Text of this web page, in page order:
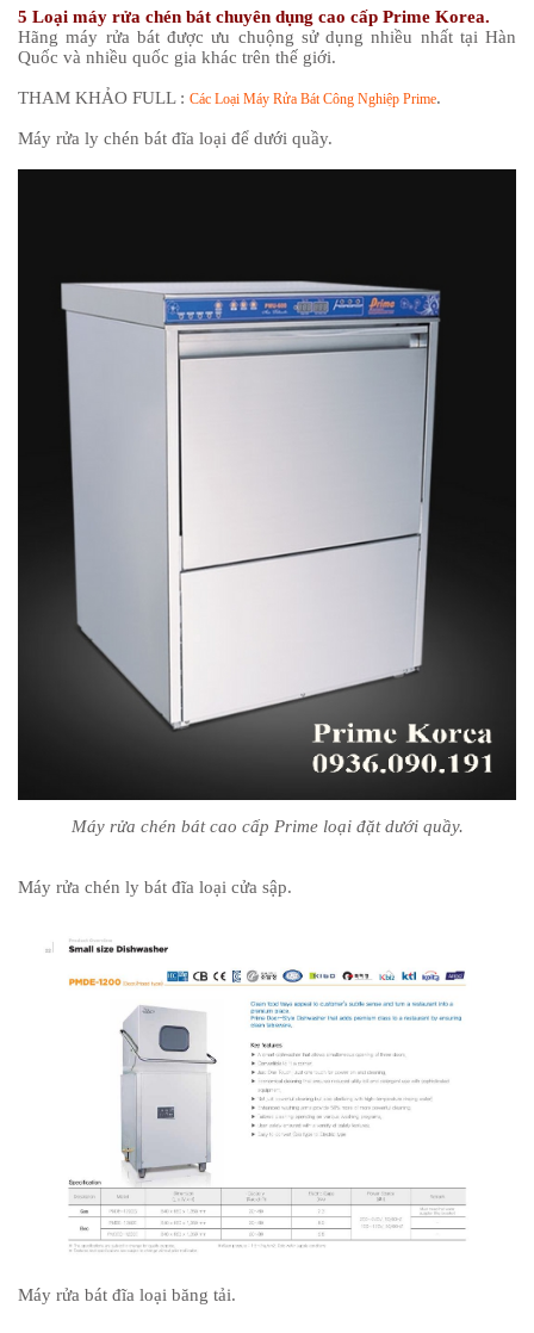
5 Loại máy rửa chén bát chuyên dụng cao cấp Prime Korea.
Hãng máy rửa bát được ưu chuộng sử dụng nhiều nhất tại Hàn
Quốc và nhiều quốc gia khác trên thế giới.
THAM KHẢO FULL : Các Loại Máy Rửa Bát Công Nghiệp Prime.
Máy rửa ly chén bát đĩa loại để dưới quầy.
Máy rửa chén bát cao cấp Prime loại đặt dưới quầy.
Máy rửa chén ly bát đĩa loại cửa sập.
Máy rửa bát đĩa loại băng tải.